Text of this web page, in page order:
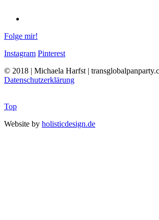
Folge mir!
Instagram Pinterest
© 2018 | Michaela Harfst |
Datenschutzerklärung
Top
Website by holisticdesign.de